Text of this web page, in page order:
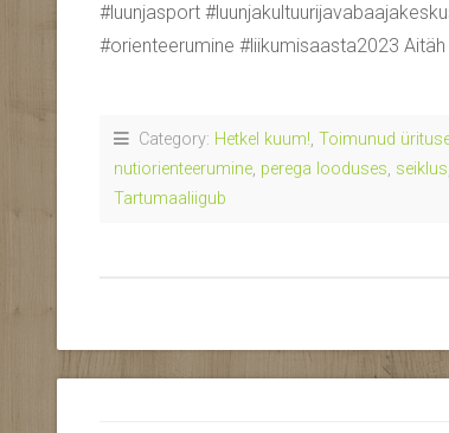
#luunjasport
#orienteerumine #liikumisaasta2023
Category: Hetkel kuum!, Toimunud
nutiorienteerumine, perega looduses, seiklus
Tartumaaliigub